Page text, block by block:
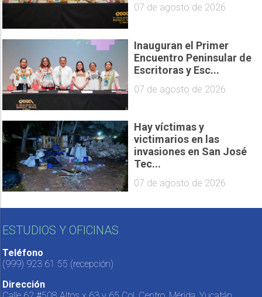
07 de agosto de 2026
Inauguran el Primer
Encuentro Peninsular de
Escritoras y Esc...
07 de agosto de 2026
Hay víctimas y
victimarios en las
invasiones en San José
Tec...
07 de agosto de 2026
ESTUDIOS Y OFICINAS
Teléfono
(999) 923 61 55 (recepción)
Dirección